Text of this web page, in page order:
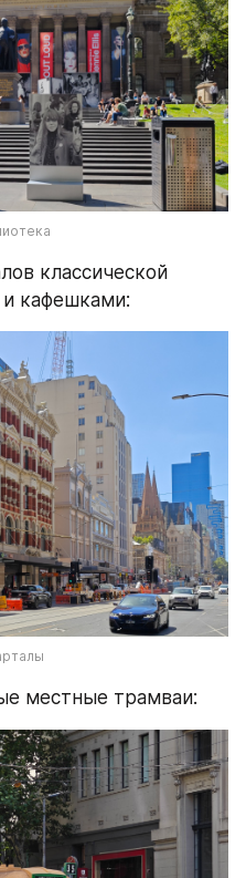
классической
и кафешками:
местные трамваи: